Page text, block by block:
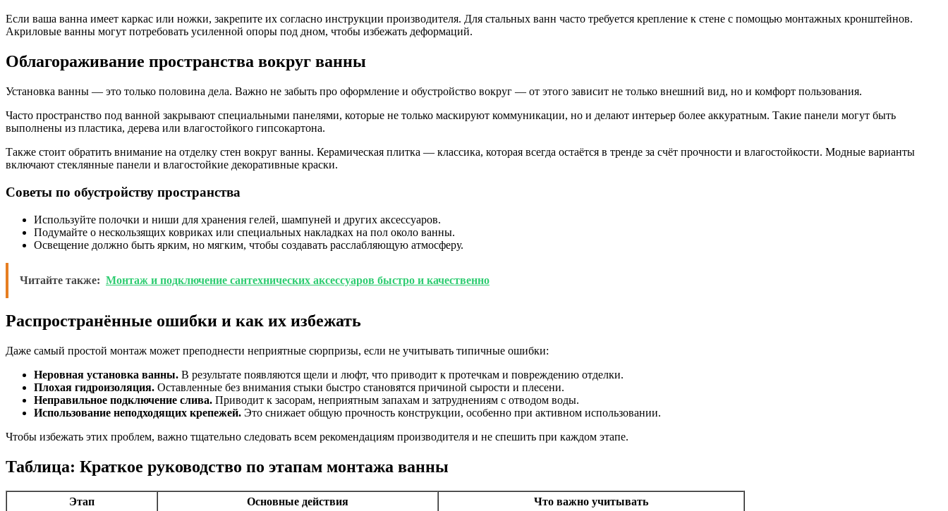
Если ваша ванна имеет каркас или ножки, закрепите их согласно инструкции производителя. Для стальных ванн часто требуется крепление к стене с помощью монтажных кронштейнов.
Акриловые ванны могут потребовать усиленной опоры под дном, чтобы избежать деформаций.
Облагораживание пространства вокруг ванны
Установка ванны — это только половина дела. Важно не забыть про оформление и обустройство вокруг — от этого зависит не только внешний вид, но и комфорт пользования.
Часто пространство под ванной закрывают специальными панелями, которые не только маскируют коммуникации, но и делают интерьер более аккуратным. Такие панели могут быть
выполнены из пластика, дерева или влагостойкого гипсокартона.
Также стоит обратить внимание на отделку стен вокруг ванны. Керамическая плитка — классика, которая всегда остаётся в тренде за счёт прочности и влагостойкости. Модные варианты
включают стеклянные панели и влагостойкие декоративные краски.
Советы по обустройству пространства
Используйте полочки и ниши для хранения гелей, шампуней и других аксессуаров.
Подумайте о нескользящих ковриках или специальных накладках на пол около ванны.
Освещение должно быть ярким, но мягким, чтобы создавать расслабляющую атмосферу.
Читайте также: Монтаж и подключение сантехнических аксессуаров быстро и качественно
Распространённые ошибки и как их избежать
Даже самый простой монтаж может преподнести неприятные сюрпризы, если не учитывать типичные ошибки:
Неровная установка ванны. В результате появляются щели и люфт, что приводит к протечкам и повреждению отделки.
Плохая гидроизоляция. Оставленные без внимания стыки быстро становятся причиной сырости и плесени.
Неправильное подключение слива. Приводит к засорам, неприятным запахам и затруднениям с отводом воды.
Использование неподходящих крепежей. Это снижает общую прочность конструкции, особенно при активном использовании.
Чтобы избежать этих проблем, важно тщательно следовать всем рекомендациям производителя и не спешить при каждом этапе.
Таблица: Краткое руководство по этапам монтажа ванны
Этап Основные действия
Что важно учитывать